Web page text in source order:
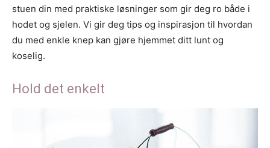
stuen din med praktiske løsninger som gir deg ro både i
hodet og sjelen. Vi gir deg tips og inspirasjon til hvordan
du med enkle knep kan gjøre hjemmet ditt lunt og
koselig.
Hold det enkelt